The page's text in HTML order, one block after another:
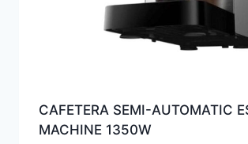
CAFETERA SEMI-AUTOMATIC
MACHINE 1350W